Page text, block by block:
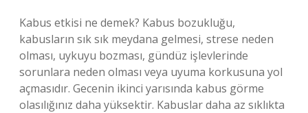
Kabus etkisi ne demek? Kabus bozukluğu,
kabusların sık sık meydana gelmesi, strese neden
olması, uykuyu bozması, gündüz işlevlerinde
sorunlara neden olması veya uyuma korkusuna yol
açmasıdır. Gecenin ikinci yarısında kabus görme
olasılığınız daha yüksektir. Kabuslar daha az sıklıkta